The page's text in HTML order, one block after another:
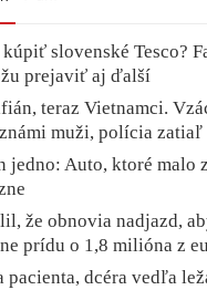
slovenské Tesco?
prejaviť aj ďalší
teraz Vietnamci.
muži, polícia zatiaľ
jedno: Auto, ktoré malo
že obnovia nadjazd,
prídu o 1,8 milióna z
dcéra vedľa